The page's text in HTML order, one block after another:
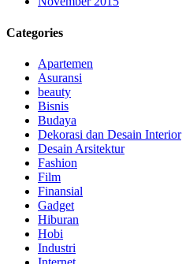
Categories
Apartemen
Asuransi
beauty
Bisnis
Budaya
Dekorasi dan Desain Interior
Desain Arsitektur
Fashion
Film
Finansial
Gadget
Hiburan
Hobi
Industri